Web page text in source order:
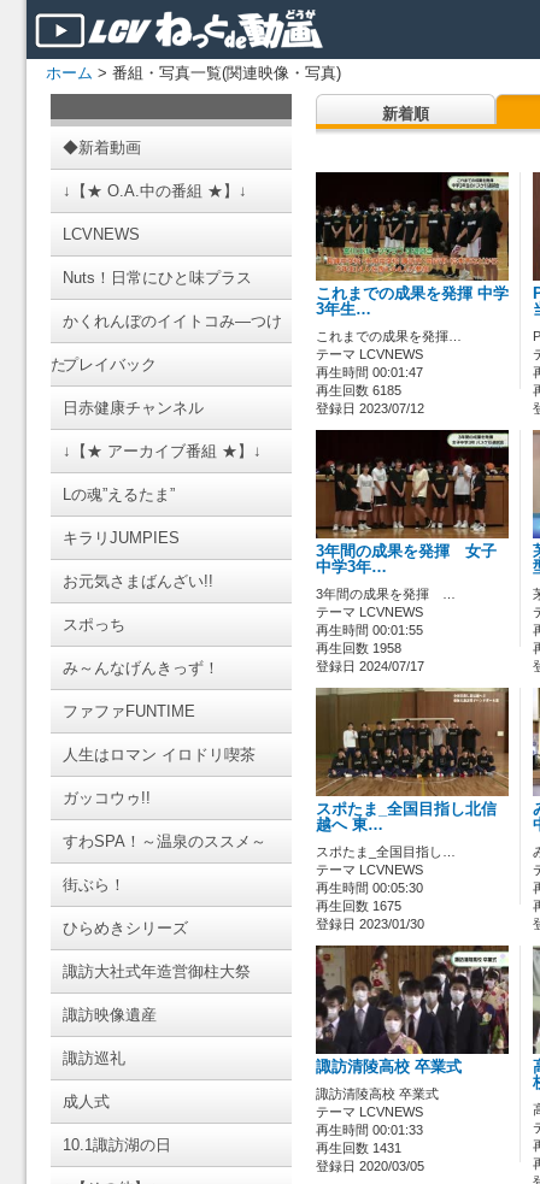
ホーム > 番組・写真一覧(関連映像・写真)
◆新着動画
↓【★ O.A.中の番組 ★】↓
LCVNEWS
Nuts！日常にひと味プラス
かくれんぼのイイトコみ―つけ
たプレイバック
日赤健康チャンネル
↓【★ アーカイブ番組 ★】↓
Lの魂”えるたま”
キラリJUMPIES
お元気さまばんざい!!
スポっち
み～んなげんきっず！
ファファFUNTIME
人生はロマン イロドリ喫茶
ガッコウゥ!!
すわSPA！～温泉のススメ～
街ぶら！
ひらめきシリーズ
諏訪大社式年造営御柱大祭
諏訪映像遺産
諏訪巡礼
成人式
10.1諏訪湖の日
新着順
これまでの成果を発揮 中学
3年生…
これまでの成果を発揮…
テーマ LCVNEWS
再生時間 00:01:47
再生回数 6185
登録日 2023/07/12
3年間の成果を発揮 女子
中学3年…
3年間の成果を発揮 …
テーマ LCVNEWS
再生時間 00:01:55
再生回数 1958
登録日 2024/07/17
スポたま_全国目指し北信
越へ 東…
スポたま_全国目指し…
テーマ LCVNEWS
再生時間 00:05:30
再生回数 1675
登録日 2023/01/30
諏訪清陵高校 卒業式
諏訪清陵高校 卒業式
テーマ LCVNEWS
再生時間 00:01:33
再生回数 1431
登録日 2020/03/05